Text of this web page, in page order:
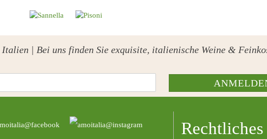
| Bei uns finden Sie exquisite, italienische Weine &
Rechtliches